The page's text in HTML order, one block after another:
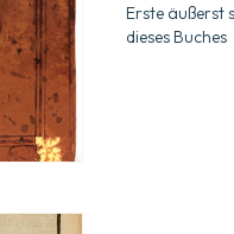
Erste äußerst
dieses Buches